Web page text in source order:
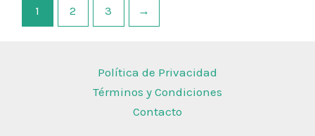
1 2 3 →
Política de Privacidad
Términos y Condiciones
Contacto